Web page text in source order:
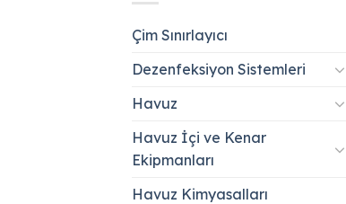
Çim Sınırlayıcı
Dezenfeksiyon Sistemleri
Havuz
Havuz İçi ve Kenar
Ekipmanları
Havuz Kimyasalları